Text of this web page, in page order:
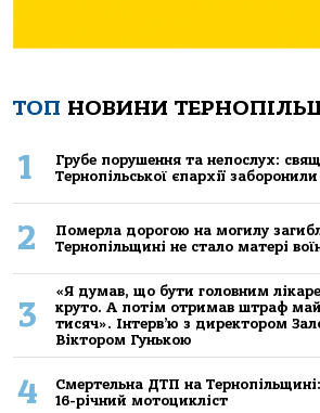
ТОП НОВИНИ
1
Грубе порушення та непослух:
Тернопільської єпархії
2
Померла дорогою на могилу
Тернопільщині не стало матері
3
«Я думав, що бути головним
круто. А потім отримав штраф
тисяч». Інтерв’ю з директором
Віктором Гунькою
4
Смертельнa ДТП нa
16-річний мoтoцикліст